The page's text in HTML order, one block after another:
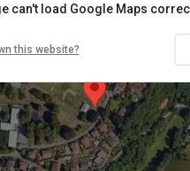
purposes only
can't load Google Maps
this website?